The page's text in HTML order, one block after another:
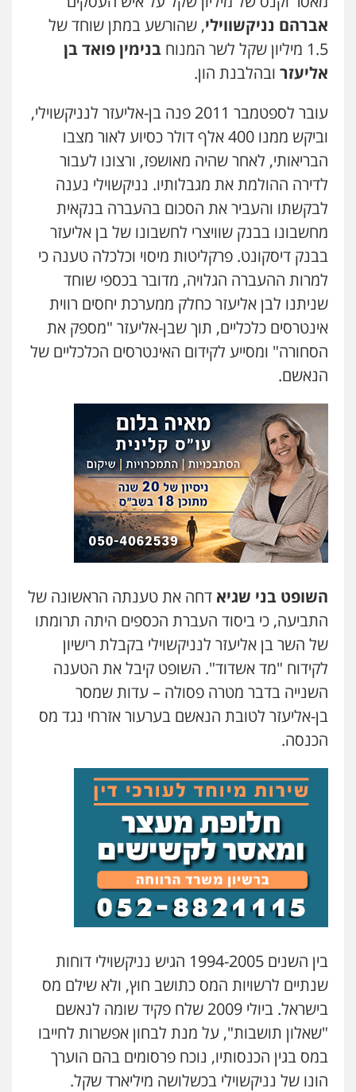
מצגר ושות', חברת עורכי דין
נדל"ן / עסקים תעבורה
הוצאה לפועל
0545402829
עורך דין תמיר אלטיט
פלילי תעבורה
0545577862
אברהם שהבזי – משרד עורכי דין
הון
0504456555
חליל ביאדי – משרד עורכי דין
פלילי דיני תעבורה מעצרים וחקירות
פשיעה חמורה אסירים
0509636895
פלילי תעבורה
0523379525
עו"ד שילה ענבר
פלילי כלכלי מיסים הלבנת הון ייעוץ לעורכי
דין
0506216097
עו"ד אריה פטר
בפרקליטות המדינה
0506217994
עו"ד יאיר בן סימון
אזרחי
0505719060
פלילי כלכלי מיסים הלבנת הון
0528758840
עו"ד נס בן נתן
פלילי כלכלי פשיעה חמורה נוער
0505555110
דיני צבא פלילי
אסף כרמונה – עורך דין פלילי
פלילי פשיעה חמורה כלכלי מעצרים
וחקירות
0522540777
אברהם נניקשווילי, שהורשע במתן שוחד של
1.5 מיליון שקל לשר המנוח
בנימין פואד בן
אליעזר ובהלבנת הון.
עובר לספטמבר 2011 פנה בן-אליעזר לנניקשוילי,
וביקש ממנו 400 אלף דולר כסיוע לאור מצבו
הבריאותי, לאחר שהיה מאושפז, ורצונו לעבור
לדירה ההולמת את מגבלותיו. נניקשוילי נענה
לבקשתו והעביר את הסכום בהעברה בנקאית
מחשבונו בבנק שוויצרי לחשבונו של בן אליעזר
בבנק דיסקונט. פרקליטות מיסוי וכלכלה טענה כי
למרות ההעברה הגלויה, מדובר בכספי שוחד
שניתנו לבן אליעזר כחלק ממערכת יחסים רווית
אינטרסים כלכליים, תוך שבן-אליעזר "מספק את
הסחורה" ומסייע לקידום האינטרסים הכלכליים של
הנאשם.
השופט בני שגיא דחה את טענתה הראשונה של
התביעה, כי ביסוד העברת הכספים היתה תרומתו
של השר בן אליעזר לנניקשוילי בקבלת רישיון
לקידוח "מד אשדוד". השופט קיבל את הטענה
השנייה בדבר מטרה פסולה – עדות שמסר
בן-אליעזר לטובת הנאשם בערעור אזרחי נגד מס
הכנסה.
בין השנים 1994-2005 הגיש נניקשוילי דוחות
שנתיים לרשויות המס כתושב חוץ, ולא שילם מס
בישראל. ביולי 2009 שלח פקיד שומה לנאשם
"שאלון תושבות", על מנת לבחון אפשרות לחייבו
במס בגין הכנסותיו, נוכח פרסומים בהם הוערך
הונו של נניקשוילי בכשלושה מיליארד שקל.